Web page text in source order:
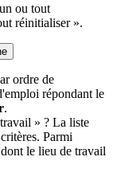
ou tout
réinitialiser ».
ordre de
répondant le
.
» ? La liste
Parmi
le lieu de travail